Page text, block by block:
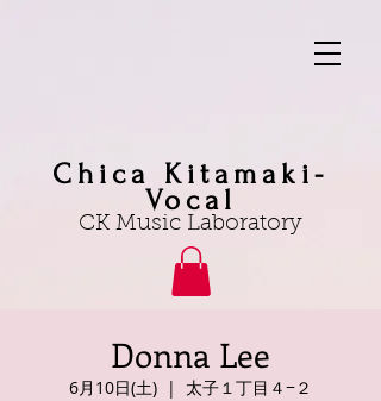
Chica Kitamaki-
Vocal
CK Music Laboratory
Donna Lee
6月10日(土)
  |
太子１丁目４−２